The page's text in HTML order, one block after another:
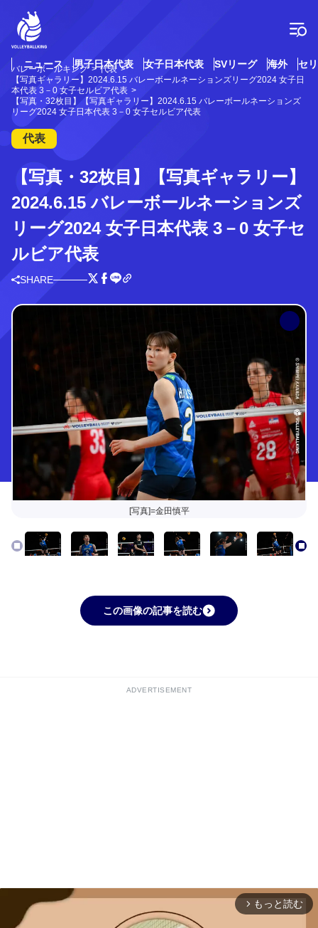
テ
ツ
プ
ニュース 男子日本代表 女子日本代表 SVリーグ 海外 セ
バレーボールキング
代表
【写真ギャラリー】2024.6.15 バレーボールネーションズリーグ2024 女子日
本代表 3－0 女子セルビア代表
【写真・32枚目】【写真ギャラリー】2024.6.15 バレーボールネーションズ
リーグ2024 女子日本代表 3－0 女子セルビア代表
代表
【写真・32枚目】【写真ギャラリー】
2024.6.15 バレーボールネーションズ
リーグ2024 女子日本代表 3－0 女子セ
ルビア代表
SHARE
[写真]=金田慎平
この画像の記事を読む
ADVERTISEMENT
arrow_forward_ios もっと読む